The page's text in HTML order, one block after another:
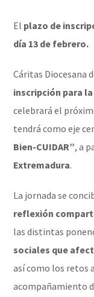
El plazo de
día 13 de febrero.
Cáritas Diocesana
inscripción para
celebrará el
tendrá como eje
Bien-CUIDAR”, a
Extremadura.
La jornada se
reflexión
las distintas
sociales que
así como los retos
acompañamiento